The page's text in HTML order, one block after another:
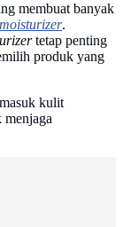
membuat banyak
moisturizer.
tetap penting
produk yang
kulit
menjaga